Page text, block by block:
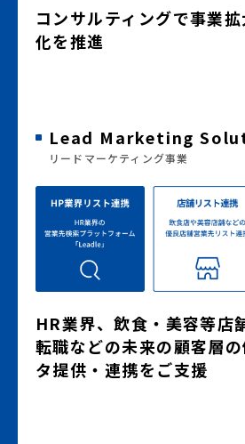
コンサルティングで事業
化を推進
Lead Marketing
リードマーケティング事業
HR業界、飲食・美容等店
転職などの未来の顧客層
タ提供・連携をご支援